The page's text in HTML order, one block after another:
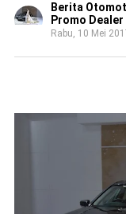
Berita
Promo Dealer
Rabu, 10 Mei